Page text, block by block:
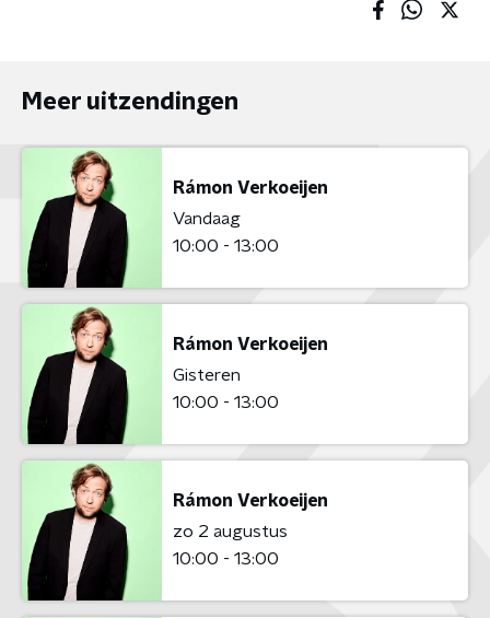
Meer uitzendingen
Rámon Verkoeijen
Vandaag
10:00 - 13:00
Rámon Verkoeijen
Gisteren
10:00 - 13:00
Rámon Verkoeijen
zo 2 augustus
10:00 - 13:00